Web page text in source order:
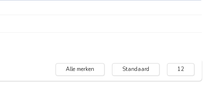
Alle merken Standaard 12